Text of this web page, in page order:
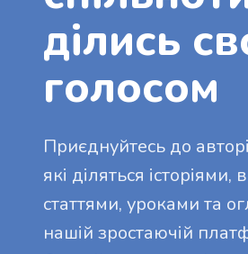
ділись
голосом
Приєднуйтесь до
які діляться історіями,
статтями, уроками та
нашій зростаючій